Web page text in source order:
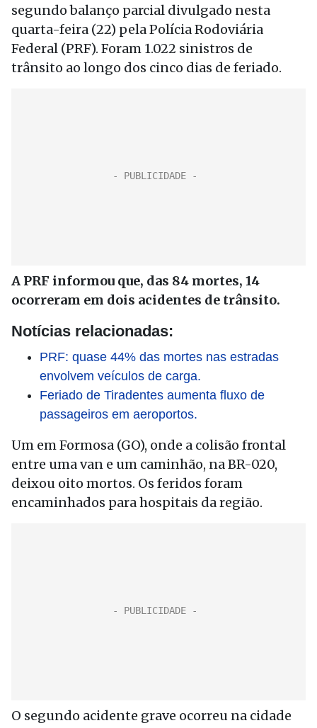
segundo balanço parcial divulgado nesta
quarta-feira (22) pela Polícia Rodoviária
Federal (PRF). Foram 1.022 sinistros de
trânsito ao longo dos cinco dias de feriado.
A PRF informou que, das 84 mortes, 14
ocorreram em dois acidentes de trânsito.
Notícias relacionadas:
PRF: quase 44% das mortes nas estradas
envolvem veículos de carga.
Feriado de Tiradentes aumenta fluxo de
passageiros em aeroportos.
Um em Formosa (GO), onde a colisão frontal
entre uma van e um caminhão, na BR-020,
deixou oito mortos. Os feridos foram
encaminhados para hospitais da região.
O segundo acidente grave ocorreu na cidade